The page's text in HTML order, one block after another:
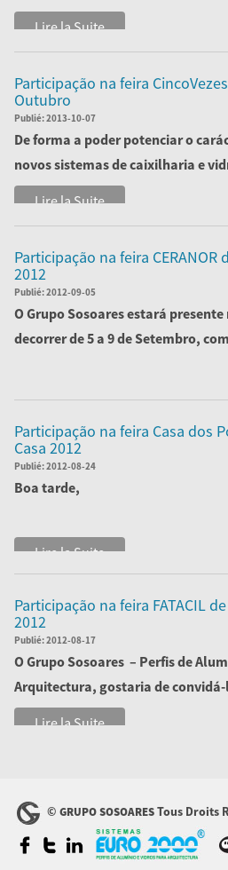
marcar presença na...
Lire la Suite
Participação na feira
Outubro
Publié:2013-10-07
De forma a poder potenciar o
novos sistemas de caixilharia e
marcar presença na...
Lire la Suite
Participação na feira
2012
Publié:2012-09-05
O Grupo Sosoares estará presente
decorrer de 5 a 9 de Setembro,
Participação na feira Casa dos
Casa 2012
Publié:2012-08-24
Boa tarde,
É com todo o prazer que o/os
Lire la Suite
Participação na feira FATACIL
2012
Publié:2012-08-17
OGrupo Sosoares – Perfis de
Arquitectura, gostaria de
na Feira ...
Lire la Suite
© GRUPO SOSOARESTous Droits